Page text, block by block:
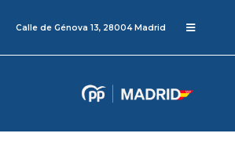
Calle de Génova 13, 28004 Madrid